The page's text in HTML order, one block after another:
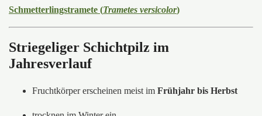
Schmetterlingstramete (Trametes versicolor)
Striegeliger Schichtpilz im
Jahresverlauf
Fruchtkörper erscheinen meist im Frühjahr bis Herbst